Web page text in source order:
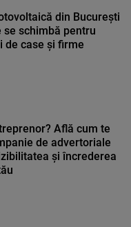
din București
se schimbă pentru
de case și firme
Află cum te
de advertoriale
și încrederea